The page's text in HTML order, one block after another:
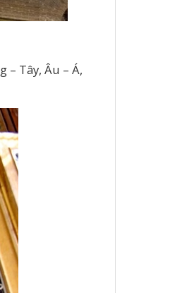
Tây, Âu – Á,